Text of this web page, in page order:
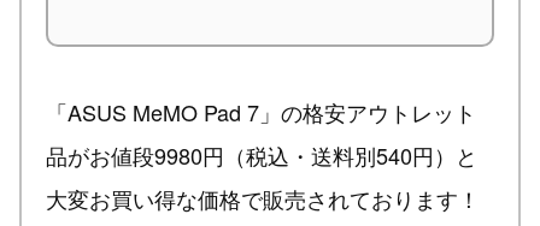
「ASUS MeMO Pad 7」の格安アウトレット
品がお値段9980円（税込・送料別540円）と
大変お買い得な価格で販売されております！